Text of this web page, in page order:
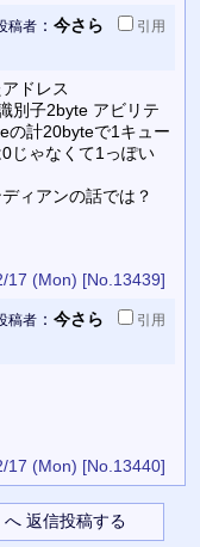
稿者： 今さら
引用
ドレス
別子2byte アビリテ
の計20byteで1キュー
じゃなくて1っぽい
ィアンの話では？
17 (Mon) [No.13439]
稿者： 今さら
引用
17 (Mon) [No.13440]